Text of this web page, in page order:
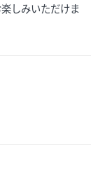
しみいただけま